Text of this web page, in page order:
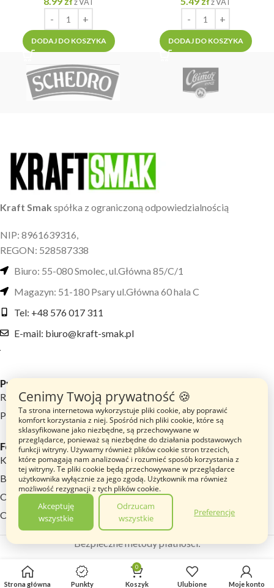
z VAT
DODAJ DO KOSZYKA
z VAT
DODAJ DO KOSZYKA
Kraft Smak spółka z ograniczoną odpowiedzialnością
NIP: 8961639316,
REGON: 528587338
Biuro: 55-080 Smolec, ul.Główna 85/C/1
Magazyn: 51-180 Psary ul.Główna 60 hala C
Tel: +48 576 017 311
E-mail: biuro@kraft-smak.pl
Przydatne linki
Regulamin sklepu
Polityka prywatności
Footer menu
Katalog Produktów
Blog
O nas
Opinie
Bezpieczne metody płatności:
uniwersalna 12.49
Na
stanie
Strona główna Punkty
0
Koszyk Ulubione Moje konto
Cenimy Twoją prywatność 🍪
Ta strona internetowa wykorzystuje pliki cookie, aby poprawić
komfort korzystania z niej. Spośród nich pliki cookie, które są
sklasyfikowane jako niezbędne, są przechowywane w
przeglądarce, ponieważ są niezbędne do działania podstawowych
funkcji witryny. Używamy również plików cookie stron trzecich,
które pomagają nam analizować i rozumieć sposób korzystania z
tej witryny. Te pliki cookie będą przechowywane w przeglądarce
użytkownika wyłącznie za jego zgodą. Użytkownik ma również
możliwość rezygnacji z tych plików cookie.
Akceptuję
wszystkie
Odrzucam
wszystkie
Preferencje